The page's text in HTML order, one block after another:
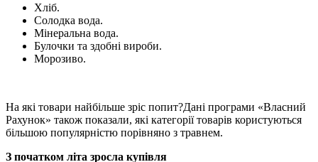
Хліб.
Солодка вода.
Мінеральна вода.
Булочки та здобні вироби.
Морозиво.
На які товари найбільше зріс попит?Дані програми «Власний
Рахунок» також показали, які категорії товарів користуються
більшою популярністю порівняно з травнем.
З початком літа зросла купівля